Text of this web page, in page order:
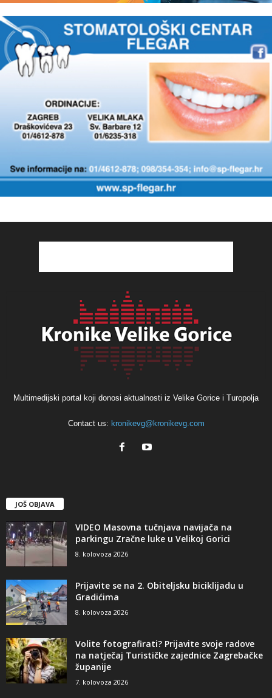
Multimedijski portal koji donosi aktualnosti iz Velike Gorice i Turopolja
Contact us: kronikevg@kronikevg.com
JOŠ OBJAVA
VIDEO Masovna tučnjava navijača na
parkingu Zračne luke u Velikoj Gorici
8. kolovoza 2026
Prijavite se na 2. Obiteljsku biciklijadu u
Gradićima
8. kolovoza 2026
Volite fotografirati? Prijavite svoje radove
na natječaj Turističke zajednice Zagrebačke
županije
7. kolovoza 2026